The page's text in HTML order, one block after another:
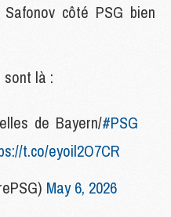
côté PSG bien
sont là :
de Bayern/#PSG
t.co/eyoil2O7CR
May 6, 2026